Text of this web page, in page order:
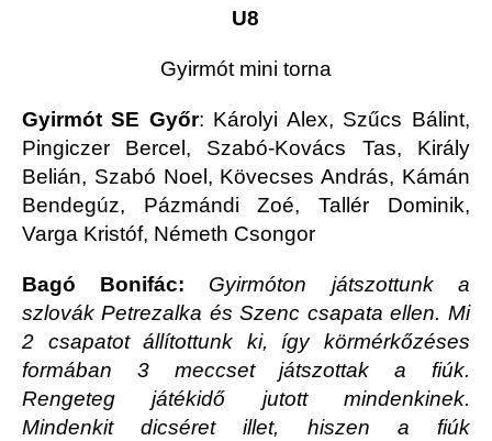
U8
Gyirmót mini torna
Gyirmót SE Győr: Károlyi Alex, Szűcs Bálint,
Pingiczer Bercel, Szabó-Kovács Tas, Király
Belián, Szabó Noel, Kövecses András, Kámán
Bendegúz, Pázmándi Zoé, Tallér Dominik,
Varga Kristóf, Németh Csongor
Bagó Bonifác:
Gyirmóton játszottunk a
szlovák Petrezalka és Szenc csapata ellen. Mi
2 csapatot állítottunk ki, így körmérkőzéses
formában 3 meccset játszottak a fiúk.
Rengeteg játékidő jutott mindenkinek.
Mindenkit dicséret illet, hiszen a fiúk